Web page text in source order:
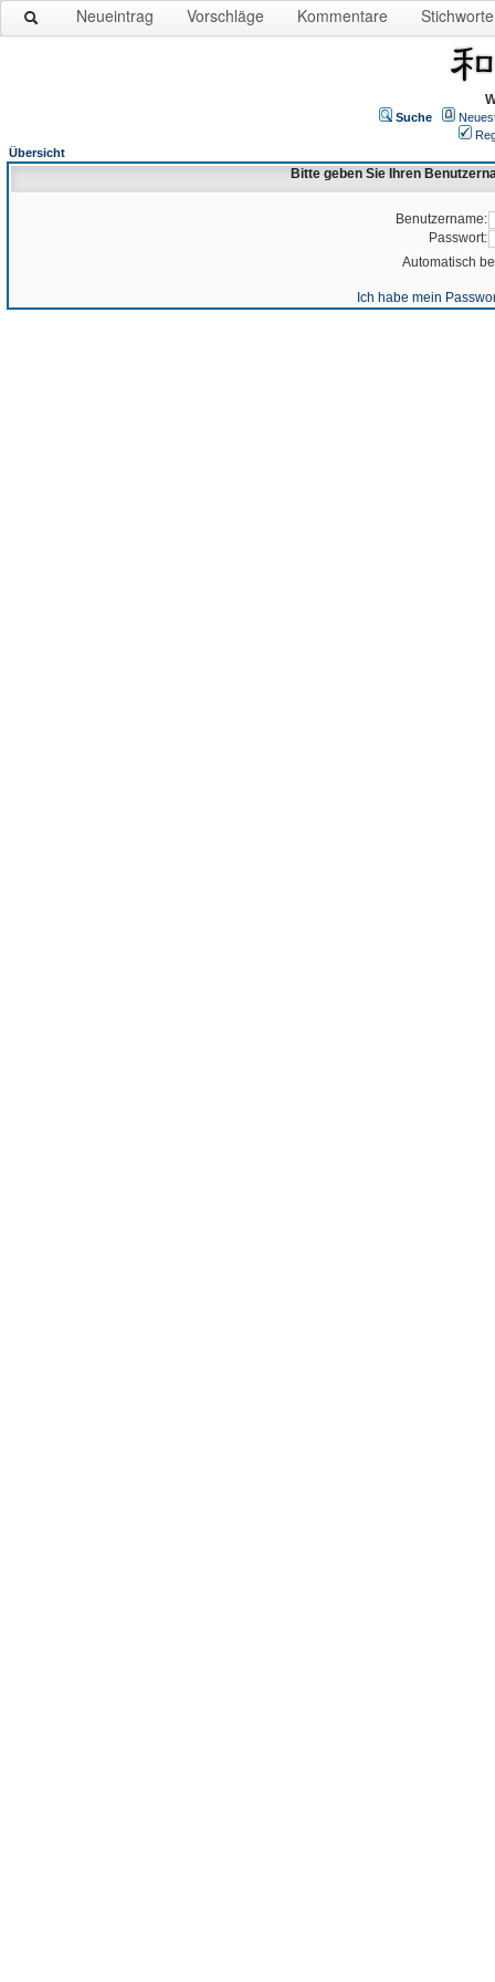
Neueintrag Vorschläge Kommentare Stichworte
Suche
Übersicht
Bitte geben Sie Ihren
Benutzername:
Passwort:
Automatisch
Ich habe mein